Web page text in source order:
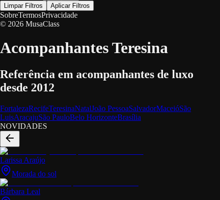
Limpar Filtros Aplicar Filtros
SobreTermosPrivacidade
© 2026 MusaClass
Acompanhantes Teresina
Referência em acompanhantes de luxo
desde 2012
FortalezaRecifeTeresinaNatalJoão PessoaSalvadorMaceióSão
LuisAracajuSão PauloBelo HorizonteBrasília
NOVIDADES
Larissa Araújo
Morada do sol
Bárbara Leal